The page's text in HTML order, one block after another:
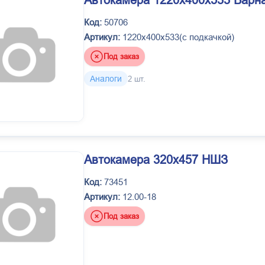
Код: 50706
Артикул: 1220х400х533(с подкачкой)
Под заказ
Аналоги 2 шт.
Автокамера 320х457 НШЗ
Код: 73451
Артикул: 12.00-18
Под заказ